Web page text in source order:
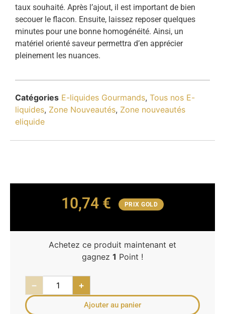
taux souhaité. Après l’ajout, il est important de bien
secouer le flacon. Ensuite, laissez reposer quelques
minutes pour une bonne homogénéité. Ainsi, un
matériel orienté saveur permettra d’en apprécier
pleinement les nuances.
Catégories E-liquides Gourmands, Tous nos E-
liquides, Zone Nouveautés, Zone nouveautés
eliquide
10,74 € PRIX GOLD
Achetez ce produit maintenant et
gagnez 1 Point !
− +
Ajouter au panier